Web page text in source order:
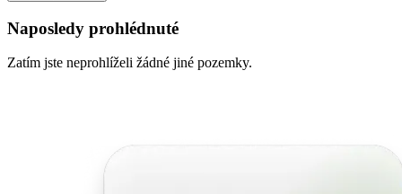
Naposledy prohlédnuté
Zatím jste neprohlíželi žádné jiné pozemky.